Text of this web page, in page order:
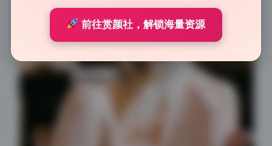
前往赏颜社，解锁海量资源